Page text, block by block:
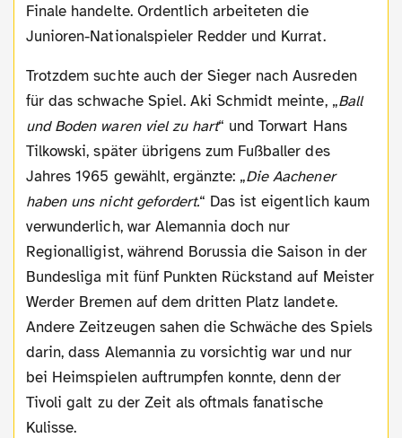
Finale handelte. Ordentlich arbeiteten die
Junioren-Nationalspieler Redder und Kurrat.
Trotzdem suchte auch der Sieger nach Ausreden
für das schwache Spiel. Aki Schmidt meinte, „Ball
und Boden waren viel zu hart“ und Torwart Hans
Tilkowski, später übrigens zum Fußballer des
Jahres 1965 gewählt, ergänzte: „Die Aachener
haben uns nicht gefordert.“ Das ist eigentlich kaum
verwunderlich, war Alemannia doch nur
Regionalligist, während Borussia die Saison in der
Bundesliga mit fünf Punkten Rückstand auf Meister
Werder Bremen auf dem dritten Platz landete.
Andere Zeitzeugen sahen die Schwäche des Spiels
darin, dass Alemannia zu vorsichtig war und nur
bei Heimspielen auftrumpfen konnte, denn der
Tivoli galt zu der Zeit als oftmals fanatische
Kulisse.